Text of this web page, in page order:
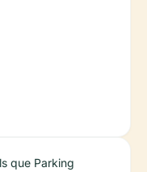
que Parking